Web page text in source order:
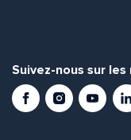
Suivez-nous sur les
FacebookInstagramYoutube